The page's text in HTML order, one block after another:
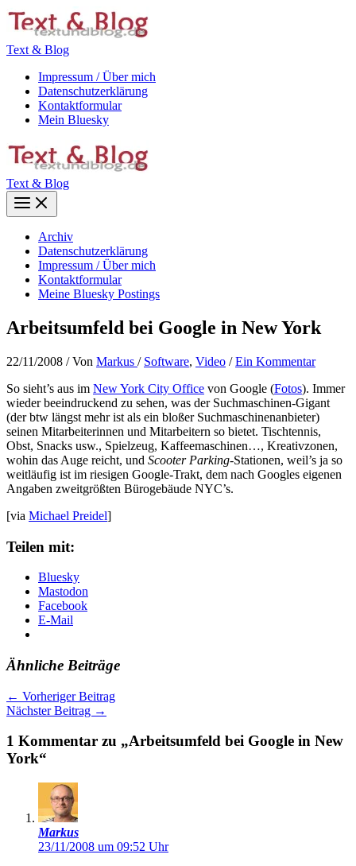
Zum
Inhalt
Text & Blog
Impressum / Über mich
Datenschutzerklärung
Kontaktformular
Mein Bluesky
Text & Blog
Main
Menu
Archiv
Datenschutzerklärung
Impressum / Über mich
Kontaktformular
Meine Bluesky Postings
Arbeitsumfeld bei Google in New York
22/11/2008 / Von Markus / Software, Video /Ein Kommentar
So sieht’s aus im New York City Office von Google (Fotos). Immer
wieder beeindruckend zu sehen, was der Suchmaschinen-Gigant
(der btw längst mehr ist als ein bloßer Suchmaschinenanbieter)
seinen Mitarbeiterinnen und Mitarbeitern so bietet. Tischtennis,
Obst, Snacks usw., Spielzeug, Kaffeemaschinen…, Kreativzonen,
wohin das Auge reicht, und Scooter Parking-Stationen, weil’s ja so
weitläufig ist im riesigen Google-Trakt, dem nach Googles eigenen
Angaben zweitgrößten Bürogebäude NYC’s.
[via Michael Preidel]
Teilen mit:
Bluesky
Mastodon
Facebook
E-Mail
Ähnliche Beiträge
← Vorheriger Beitrag
Nächster Beitrag →
1 Kommentar zu „Arbeitsumfeld bei Google in New
York“
Markus
23/11/2008 um 09:52 Uhr